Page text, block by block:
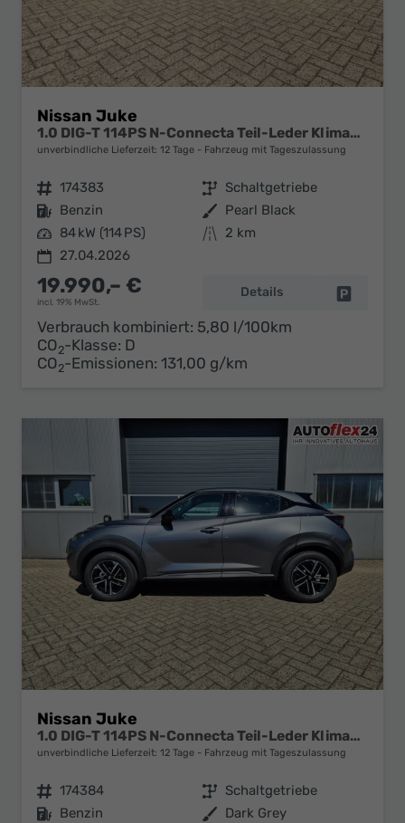
Nissan Juke
1.0 DIG-T 114PS N-Connecta Teil-Leder Klimaautomatik PDC v+h Rückf.Kamera Bluetooth Touchscreen Apple CarPlay Android Auto 17"LM
unverbindliche Lieferzeit: 12 Tage Fahrzeug mit Tageszulassung
Fahrzeugnr. 174383 Getriebe Schaltgetriebe
Kraftstoff Benzin Außenfarbe Pearl Black
Leistung 84 kW (114 PS) Kilometerstand
2 km
27.04.2026
19.990,– €
incl. 19% MwSt.
Details
Verbrauch kombiniert: 5,80 l/100km
CO2-Klasse: D
CO2-Emissionen: 131,00 g/km
Nissan Juke
1.0 DIG-T 114PS N-Connecta Teil-Leder Klimaautomatik PDC v+h Rückf.Kamera Bluetooth Touchscreen Apple CarPlay Android Auto 17"LM
unverbindliche Lieferzeit: 12 Tage Fahrzeug mit Tageszulassung
Fahrzeugnr. 174384 Getriebe Schaltgetriebe
Kraftstoff Benzin Außenfarbe Dark Grey